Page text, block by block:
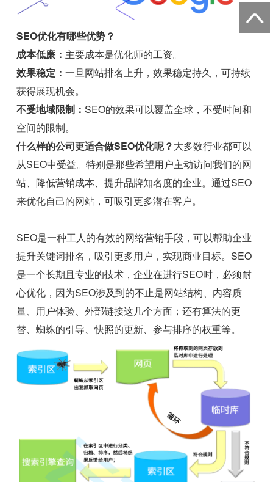
SEO优化有哪些优势？
成本低廉： 主要成本是优化师的工资。
效果稳定：一旦网站排名上升，效果稳定持久，可持续
获得展现机会。
不受地域限制：SEO的效果可以覆盖全球，不受时间和
空间的限制。
什么样的公司更适合做SEO优化呢？大多数行业都可以
从SEO中受益。特别是那些希望用户主动访问我们的网
站、降低营销成本、提升品牌知名度的企业。通过SEO
来优化自己的网站，可吸引更多潜在客户。
SEO是一种工人的有效的网络营销手段，可以帮助企业
提升关键词排名，吸引更多用户，实现商业目标。SEO
是一个长期且专业的技术，企业在进行SEO时，必须耐
心优化，因为SEO涉及到的不止是网站结构、内容质
量、用户体验、外部链接这几个方面；还有算法的更
替、蜘蛛的引导、快照的更新、参与排序的权重等。